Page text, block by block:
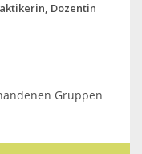
Dozentin
Gruppen